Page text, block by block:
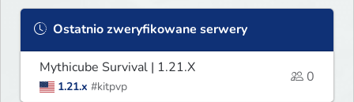
Ostatnio zweryfikowane serwery
Mythicube Survival | 1.21.X
1.21.x #kitpvp
0